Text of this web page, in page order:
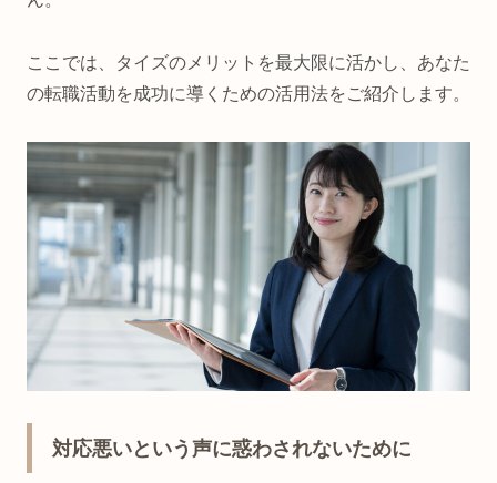
ここでは、タイズのメリットを最大限に活かし、あなた
の転職活動を成功に導くための活用法をご紹介します。
対応悪いという声に惑わされないために